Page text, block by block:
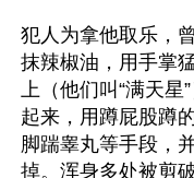
犯人为拿他取乐，
抹辣椒油，用手掌
上（他们叫“满天星
起来，用蹲屁股蹲
脚踹睾丸等手段，
掉。浑身多处被剪